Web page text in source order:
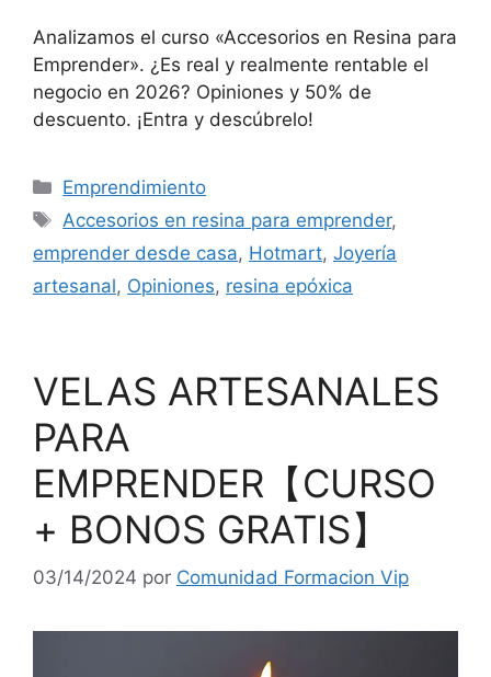
Analizamos el curso «Accesorios en Resina para
Emprender». ¿Es real y realmente rentable el
negocio en 2026? Opiniones y 50% de
descuento. ¡Entra y descúbrelo!
Categorías
Emprendimiento
Etiquetas
Accesorios en resina para emprender,
emprender desde casa, Hotmart, Joyería
artesanal, Opiniones, resina epóxica
VELAS ARTESANALES
PARA
EMPRENDER【CURSO
+ BONOS GRATIS】
03/14/2024 por Comunidad Formacion Vip